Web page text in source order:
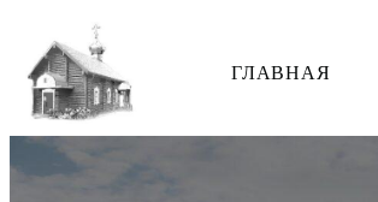
ГЛАВНАЯ